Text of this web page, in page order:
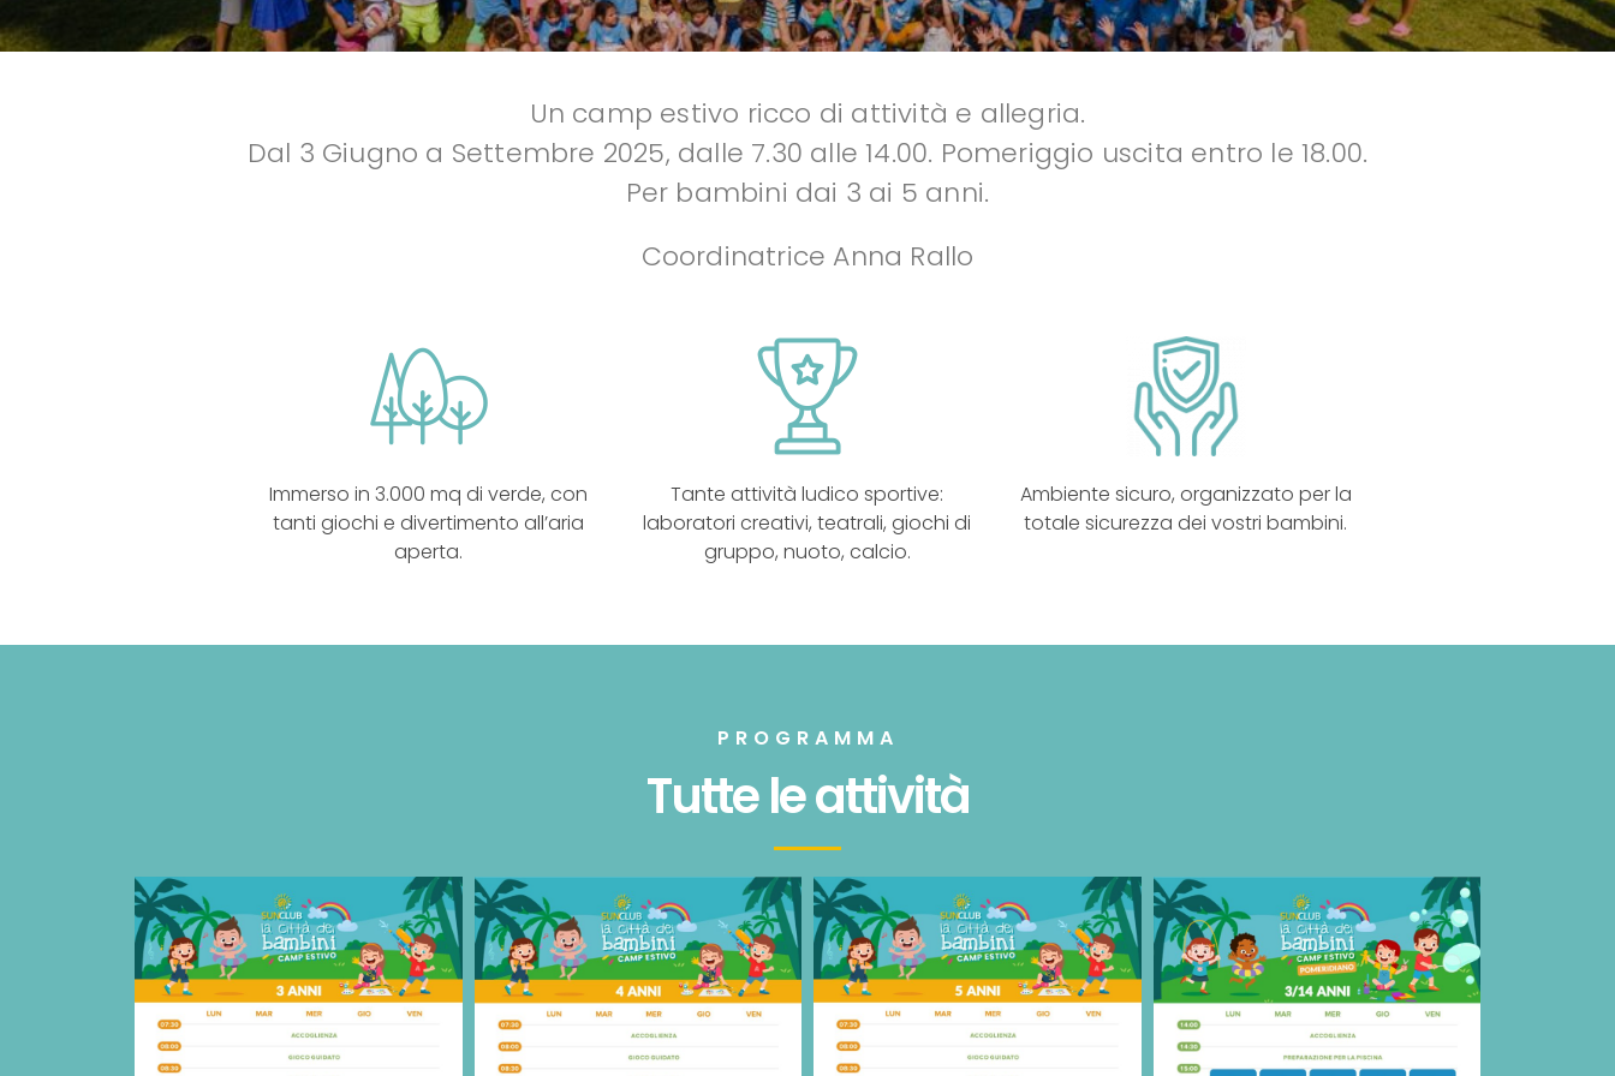
Un camp estivo ricco di attività e allegria.
Dal 3 Giugno a Settembre 2025, dalle 7.30 alle 14.00. Pomeriggio uscita entro le 18.00.
Per bambini dai 3 ai 5 anni.
Coordinatrice Anna Rallo
Immerso in 3.000 mq di verde, con
tanti giochi e divertimento all’aria
aperta.
Tante attività ludico sportive:
laboratori creativi, teatrali, giochi di
gruppo, nuoto, calcio.
Ambiente sicuro, organizzato per la
totale sicurezza dei vostri bambini.
PROGRAMMA
Tutte le attività